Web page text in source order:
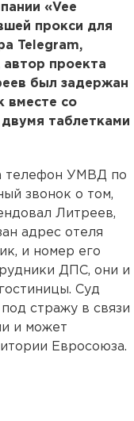
«Vee
прокси для
Telegram,
автор проекта
был задержан
вместе со
таблетками
телефон УМВД по
звонок о том,
Литреев,
адрес отеля
и номер его
ДПС, они и
Cуд
стражу в связи
и может
Евросоюза.